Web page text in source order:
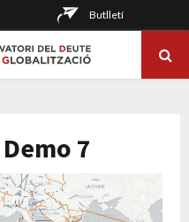
Butlletí
7